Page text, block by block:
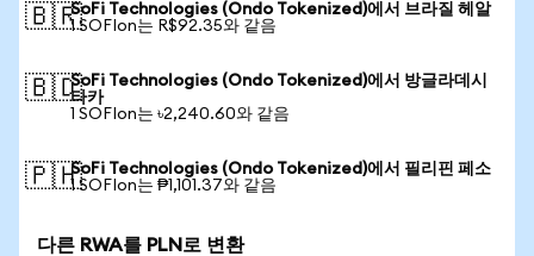
🇧🇷SoFi Technologies (Ondo Tokenized)에서 브라질 헤알
1 SOFIon는 R$92.35와 같음
🇧🇩SoFi Technologies (Ondo Tokenized)에서 방글라데시
타카
1 SOFIon는 ৳2,240.60와 같음
🇵🇭SoFi Technologies (Ondo Tokenized)에서 필리핀 페소
1 SOFIon는 ₱1,101.37와 같음
다른 RWA를 PLN로 변환